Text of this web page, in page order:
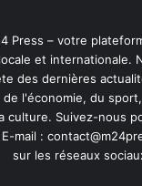
Press – votre
et internationale.
des dernières
l'économie, du
culture. Suivez-nous
mail :
sur les réseaux